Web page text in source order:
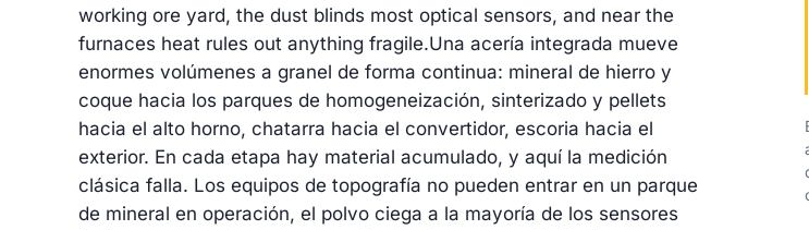
working ore yard, the dust blinds most optical sensors, and near the
furnaces heat rules out anything fragile.Una acería integrada mueve
enormes volúmenes a granel de forma continua: mineral de hierro y
coque hacia los parques de homogeneización, sinterizado y pellets
hacia el alto horno, chatarra hacia el convertidor, escoria hacia el
exterior. En cada etapa hay material acumulado, y aquí la medición
clásica falla. Los equipos de topografía no pueden entrar en un parque
de mineral en operación, el polvo ciega a la mayoría de los sensores